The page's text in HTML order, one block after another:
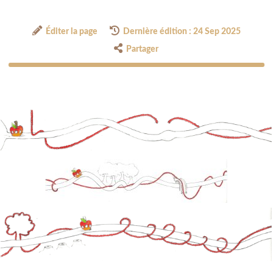
Éditer la page Dernière édition : 24 Sep 2025
Partager